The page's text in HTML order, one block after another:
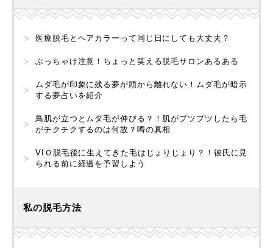
医療脱毛とヘアカラーって同じ日にしても大丈夫？
ぶっちゃけ注意！ちょっと笑える脱毛サロンあるある
ムダ毛が印象に残る夢が頭から離れない！ムダ毛が暗示
する夢占いを紹介
鳥肌が立つとムダ毛が伸びる？！肌がプツプツしたら毛
がチクチクするのは何故？噂の真相
VIＯ脱毛後に生えてきた毛はじょりじょり？！彼氏に見
られる前に経過を予習しよう
私の脱毛方法